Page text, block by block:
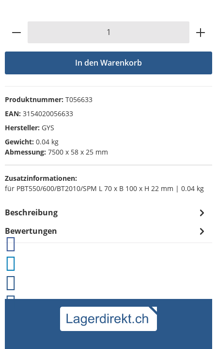
Produkt Anzahl: Gib den gewünschten
In den Warenkorb
Produktnummer: T056633
EAN: 3154020056633
Hersteller: GYS
Gewicht: 0.04 kg
Abmessung: 7500 x 58 x 25 mm
Zusatzinformationen:
für PBT550/600/BT2010/SPM L 70 x B 100 x H 22 mm | 0.04 kg
Beschreibung
Bewertungen